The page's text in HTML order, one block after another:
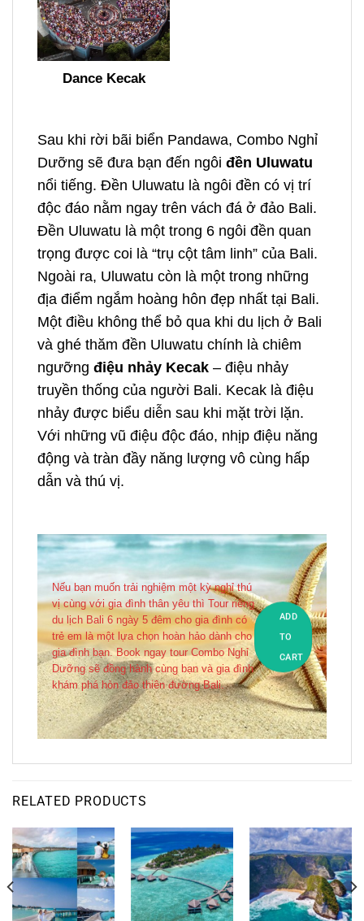
Dance Kecak
Sau khi rời bãi biển Pandawa, Combo Nghỉ
Dưỡng sẽ đưa bạn đến ngôi đền Uluwatu
nổi tiếng. Đền Uluwatu là ngôi đền có vị trí
độc đáo nằm ngay trên vách đá ở đảo Bali.
Đền Uluwatu là một trong 6 ngôi đền quan
trọng được coi là “trụ cột tâm linh” của Bali.
Ngoài ra, Uluwatu còn là một trong những
địa điểm ngắm hoàng hôn đẹp nhất tại Bali.
Một điều không thể bỏ qua khi du lịch ở Bali
và ghé thăm đền Uluwatu chính là chiêm
ngưỡng điệu nhảy Kecak – điệu nhảy
truyền thống của người Bali. Kecak là điệu
nhảy được biểu diễn sau khi mặt trời lặn.
Với những vũ điệu độc đáo, nhịp điệu năng
động và tràn đầy năng lượng vô cùng hấp
dẫn và thú vị.
Nếu bạn muốn trải nghiệm một kỳ nghỉ thú
vị cùng với gia đình thân yêu thì Tour riêng
du lịch Bali 6 ngày 5 đêm cho gia đình có
trẻ em là một lựa chọn hoàn hảo dành cho
gia đình bạn. Book ngay tour Combo Nghỉ
Dưỡng sẽ đồng hành cùng bạn và gia đình
khám phá hòn đảo thiên đường Bali.
ADD
TO
CART
RELATED PRODUCTS